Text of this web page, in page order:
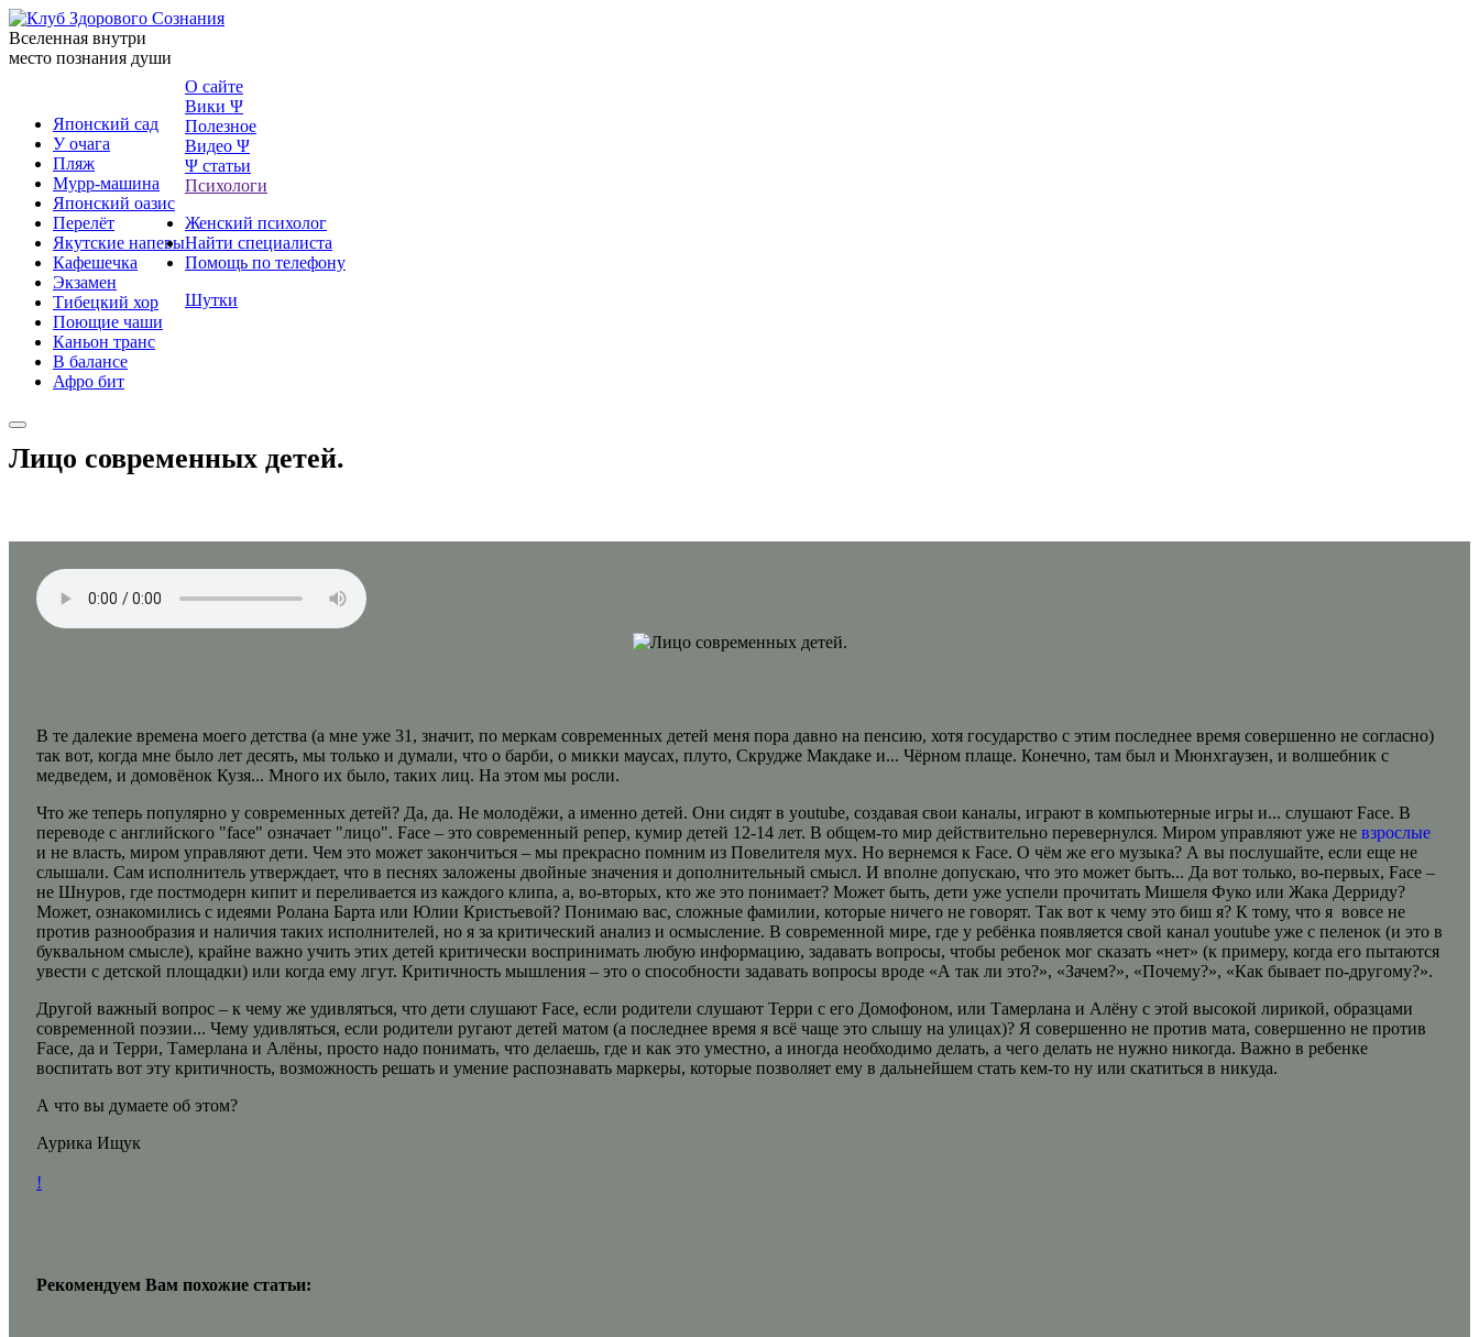
Вселенная внутри
место познания души
Японский сад
У очага
Пляж
Мурр-машина
Японский оазис
Перелёт
Якутские напевы
Кафешечка
Экзамен
Тибецкий хор
Поющие чаши
Каньон транс
В балансе
Афро бит
О сайте
Вики Ψ
Полезное
Видео Ψ
Ψ статьи
Психологи
Женский психолог
Найти специалиста
Помощь по телефону
Шутки
Лицо современных детей.
В те далекие времена моего детства (а мне уже 31, значит, по меркам современных детей меня пора давно на пенсию, хотя государство с этим последнее время совершенно не согласно)
так вот, когда мне было лет десять, мы только и думали, что о барби, о микки маусах, плуто, Скрудже Макдаке и... Чёрном плаще. Конечно, там был и Мюнхгаузен, и волшебник с
медведем, и домовёнок Кузя... Много их было, таких лиц. На этом мы росли.
Что же теперь популярно у современных детей? Да, да. Не молодёжи, а именно детей. Они сидят в youtube, создавая свои каналы, играют в компьютерные игры и... слушают Face. В
переводе с английского "face" означает "лицо". Face – это современный репер, кумир детей 12-14 лет. В общем-то мир действительно перевернулся. Миром управляют уже не взрослые
и не власть, миром управляют дети. Чем это может закончиться – мы прекрасно помним из Повелителя мух. Но вернемся к Face. О чём же его музыка? А вы послушайте, если еще не
слышали. Сам исполнитель утверждает, что в песнях заложены двойные значения и дополнительный смысл. И вполне допускаю, что это может быть... Да вот только, во-первых, Face –
не Шнуров, где постмодерн кипит и переливается из каждого клипа, а, во-вторых, кто же это понимает? Может быть, дети уже успели прочитать Мишеля Фуко или Жака Дерриду?
Может, ознакомились с идеями Ролана Барта или Юлии Кристьевой? Понимаю вас, сложные фамилии, которые ничего не говорят. Так вот к чему это биш я? К тому, что я вовсе не
против разнообразия и наличия таких исполнителей, но я за критический анализ и осмысление. В современной мире, где у ребёнка появляется свой канал youtube уже с пеленок (и это в
буквальном смысле), крайне важно учить этих детей критически воспринимать любую информацию, задавать вопросы, чтобы ребенок мог сказать «нет» (к примеру, когда его пытаются
увести с детской площадки) или когда ему лгут. Критичность мышления – это о способности задавать вопросы вроде «А так ли это?», «Зачем?», «Почему?», «Как бывает по-другому?».
Другой важный вопрос – к чему же удивляться, что дети слушают Face, если родители слушают Терри с его Домофоном, или Тамерлана и Алёну с этой высокой лирикой, образцами
современной поэзии... Чему удивляться, если родители ругают детей матом (а последнее время я всё чаще это слышу на улицах)? Я совершенно не против мата, совершенно не против
Face, да и Терри, Тамерлана и Алёны, просто надо понимать, что делаешь, где и как это уместно, а иногда необходимо делать, а чего делать не нужно никогда. Важно в ребенке
воспитать вот эту критичность, возможность решать и умение распознавать маркеры, которые позволяет ему в дальнейшем стать кем-то ну или скатиться в никуда.
А что вы думаете об этом?
Аурика Ищук
!
Рекомендуем Вам похожие статьи: